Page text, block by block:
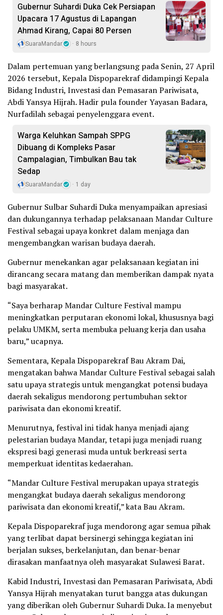
Gubernur Suhardi Duka Cek Persiapan
Upacara 17 Agustus di Lapangan
Ahmad Kirang, Capai 80 Persen
SuaraMandar 8 hours
Dalam pertemuan yang berlangsung pada Senin, 27 April
2026 tersebut, Kepala Dispoparekraf didampingi Kepala
Bidang Industri, Investasi dan Pemasaran Pariwisata,
Abdi Yansya Hijrah. Hadir pula founder Yayasan Badara,
Nurfadilah sebagai penyelenggara event.
Warga Keluhkan Sampah SPPG
Dibuang di Kompleks Pasar
Campalagian, Timbulkan Bau tak
Sedap
SuaraMandar 1 day
Gubernur Sulbar Suhardi Duka menyampaikan apresiasi
dan dukungannya terhadap pelaksanaan Mandar Culture
Festival sebagai upaya konkret dalam menjaga dan
mengembangkan warisan budaya daerah.
Gubernur menekankan agar pelaksanaan kegiatan ini
dirancang secara matang dan memberikan dampak nyata
bagi masyarakat.
“Saya berharap Mandar Culture Festival mampu
meningkatkan perputaran ekonomi lokal, khususnya bagi
pelaku UMKM, serta membuka peluang kerja dan usaha
baru,” ucapnya.
Sementara, Kepala Dispoparekraf Bau Akram Dai,
mengatakan bahwa Mandar Culture Festival sebagai salah
satu upaya strategis untuk mengangkat potensi budaya
daerah sekaligus mendorong pertumbuhan sektor
pariwisata dan ekonomi kreatif.
Menurutnya, festival ini tidak hanya menjadi ajang
pelestarian budaya Mandar, tetapi juga menjadi ruang
ekspresi bagi generasi muda untuk berkreasi serta
memperkuat identitas kedaerahan.
“Mandar Culture Festival merupakan upaya strategis
mengangkat budaya daerah sekaligus mendorong
pariwisata dan ekonomi kreatif,” kata Bau Akram.
Kepala Dispoparekraf juga mendorong agar semua pihak
yang terlibat dapat bersinergi sehingga kegiatan ini
berjalan sukses, berkelanjutan, dan benar-benar
dirasakan manfaatnya oleh masyarakat Sulawesi Barat.
Kabid Industri, Investasi dan Pemasaran Pariwisata, Abdi
Yansya Hijrah menyatakan turut bangga atas dukungan
yang diberikan oleh Gubernur Suhardi Duka. Ia menyebut